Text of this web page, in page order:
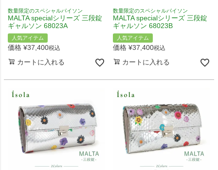
数量限定のスペシャルパイソン
MALTA specialシリーズ 三段錠
ギャルソン 68023A
人気アイテム
価格 ¥37,400税込
カートに入れる
数量限定のスペシャルパイソン
MALTA specialシリーズ 三段錠
ギャルソン 68023B
人気アイテム
価格 ¥37,400税込
カートに入れる